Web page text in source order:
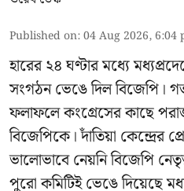
Published on:04 Aug 2026, 6:04
হারের ২৪ ঘণ্টার মধ্যে
সংগঠন ভেঙে দিল বিজেপি।
ফলাফলে কংগ্রেসের কাছে
বিজেপিকে। দাঁতিয়া কেন্দ্রের
ভালোভাবে নেয়নি বিজেপি
পুরো কমিটিই ভেঙে দিয়েছে